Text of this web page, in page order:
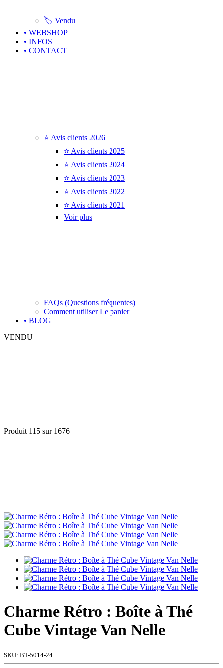
🏷️ Vendu
• WEBSHOP
• INFOS
• CONTACT
⭐ Avis clients 2026
⭐ Avis clients 2025
⭐ Avis clients 2024
⭐ Avis clients 2023
⭐ Avis clients 2022
⭐ Avis clients 2021
Voir plus
FAQs (Questions fréquentes)
Comment utiliser Le panier
• BLOG
VENDU
Produit 115 sur 1676
Charme Rétro : Boîte à Thé
Cube Vintage Van Nelle
SKU: BT-5014-24